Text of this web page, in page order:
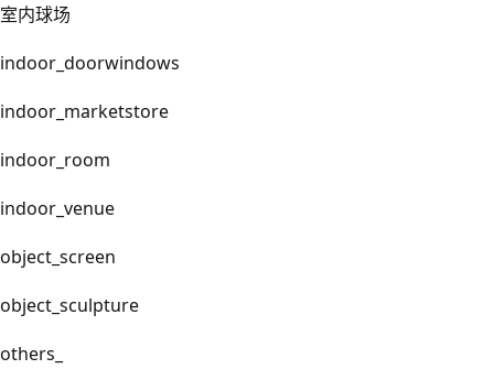
室内球场
indoor_doorwindows
indoor_marketstore
indoor_room
indoor_venue
object_screen
object_sculpture
others_